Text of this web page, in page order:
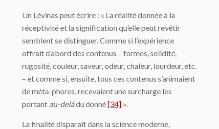
Un Lévinas peut écrire : « La réalité donnée à la
réceptivité et la signification qu’elle peut revêtir
semblent se distinguer. Comme si l’expérience
offrait d’abord des contenus – formes, solidité,
rugosité, couleur, saveur, odeur, chaleur, lourdeur, etc.
– et comme si, ensuite, tous ces contenus s’animaient
de méta-phores, recevaient une surcharge les
portant au-delàdu donné[34] ».
La finalité disparaît dans la science moderne,